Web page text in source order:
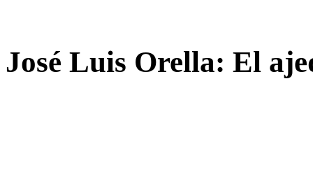
José Luis Orella: El